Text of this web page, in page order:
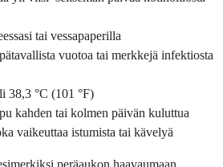
tai vessapaperilla
vuotoa tai merkkejä infektiosta
38,3 °C (101 °F)
kahden tai kolmen päivän kuluttua
vaikeuttaa istumista tai kävelyä
peräaukon haavaumaan,